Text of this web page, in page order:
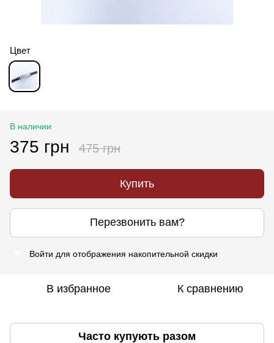
Цвет
В наличии
375 грн 475 грн
Купить
Перезвонить вам?
Войти для отображения накопительной скидки
В избранное К сравнению
Часто купують разом